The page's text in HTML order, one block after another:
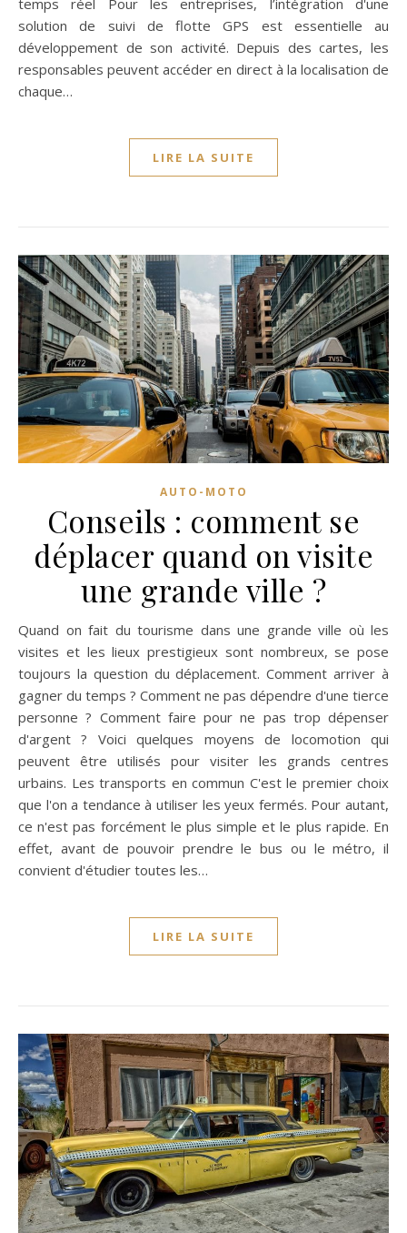
solution de suivi de flotte GPS est essentielle au
développement de son activité. Depuis des cartes, les
responsables peuvent accéder en direct à la localisation de
chaque…
LIRE LA SUITE
AUTO-MOTO
Conseils : comment se
déplacer quand on visite
une grande ville ?
Quand on fait du tourisme dans une grande ville où les
visites et les lieux prestigieux sont nombreux, se pose
toujours la question du déplacement. Comment arriver à
gagner du temps ? Comment ne pas dépendre d'une tierce
personne ? Comment faire pour ne pas trop dépenser
d'argent ? Voici quelques moyens de locomotion qui
peuvent être utilisés pour visiter les grands centres
urbains. Les transports en commun C'est le premier choix
que l'on a tendance à utiliser les yeux fermés. Pour autant,
ce n'est pas forcément le plus simple et le plus rapide. En
effet, avant de pouvoir prendre le bus ou le métro, il
convient d'étudier toutes les…
LIRE LA SUITE